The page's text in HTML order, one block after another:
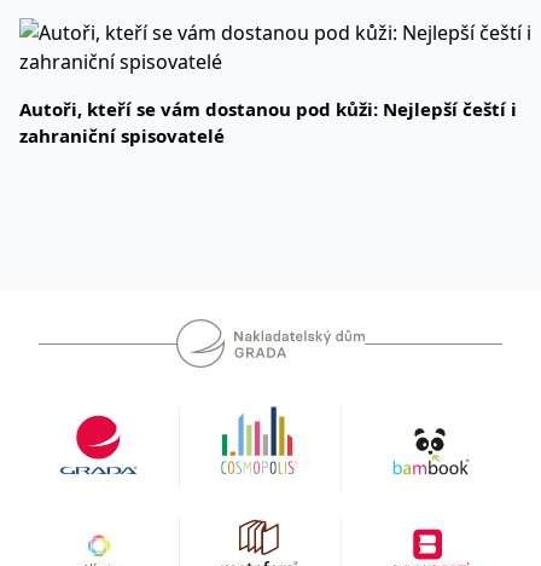
Autoři, kteří se vám dostanou pod kůži: Nejlepší čeští i
zahraniční spisovatelé